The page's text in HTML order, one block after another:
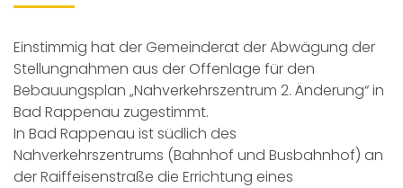
Einstimmig hat der Gemeinderat der Abwägung der
Stellungnahmen aus der Offenlage für den
Bebauungsplan „Nahverkehrszentrum 2. Änderung“ in
Bad Rappenau zugestimmt.
In Bad Rappenau ist südlich des
Nahverkehrszentrums (Bahnhof und Busbahnhof) an
der Raiffeisenstraße die Errichtung eines